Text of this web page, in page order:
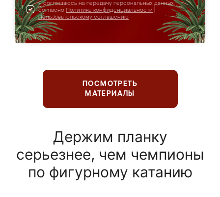
Я соглашаюсь на передачу персональных данных
согласно Политике конфиденциальности
Пользовательскому соглашению
ПОСМОТРЕТЬ
МАТЕРИАЛЫ
Держим планку
серьезнее, чем чемпионы
по фигурному катанию